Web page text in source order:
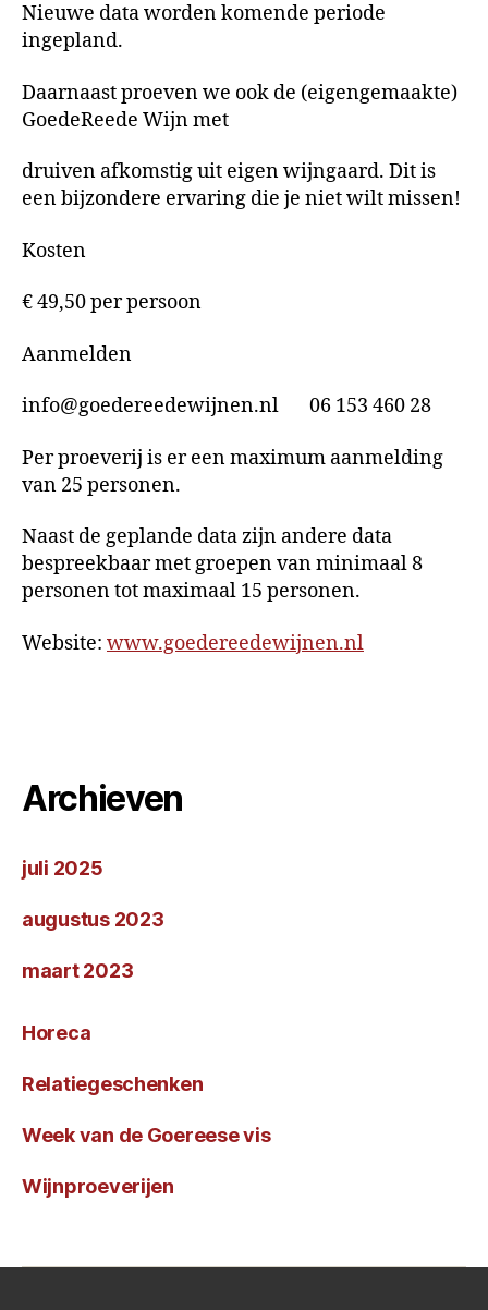
Nieuwe data worden komende periode
ingepland.
Daarnaast proeven we ook de (eigengemaakte)
GoedeReede Wijn met
druiven afkomstig uit eigen wijngaard. Dit is
een bijzondere ervaring die je niet wilt missen!
Kosten
€ 49,50 per persoon
Aanmelden
info@goedereedewijnen.nl 06 153 460 28
Per proeverij is er een maximum aanmelding
van 25 personen.
Naast de geplande data zijn andere data
bespreekbaar met groepen van minimaal 8
personen tot maximaal 15 personen.
Website: www.goedereedewijnen.nl
Archieven
juli 2025
augustus 2023
maart 2023
Horeca
Relatiegeschenken
Week van de Goereese vis
Wijnproeverijen